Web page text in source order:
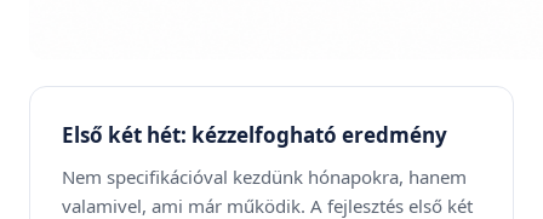
Első két hét: kézzelfogható eredmény
Nem specifikációval kezdünk hónapokra, hanem
valamivel, ami már működik. A fejlesztés első két